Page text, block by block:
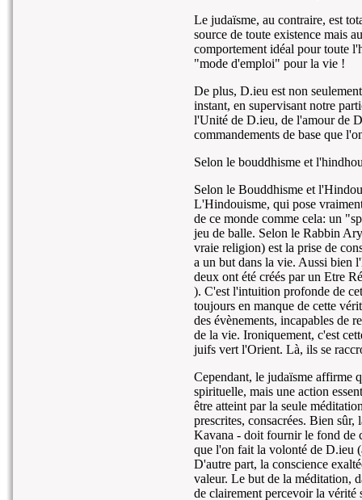
Le judaïsme, au contraire, est
source de toute existence mais
comportement idéal pour toute
"mode d'emploi" pour la vie !
De plus, D.ieu est non
instant, en supervisant notre
l'Unité de D.ieu, de l'amour de
commandements de base que
Selon le bouddhisme et
Selon le Bouddhisme et
L'Hindouisme, qui pose
de ce monde comme cela: un
jeu de balle. Selon le Rabbin
vraie religion) est la prise de
a un but dans la vie. Aussi bien
deux ont été créés par un Etre
). C'est l'intuition profonde de
toujours en manque de cette
des évènements, incapables de
de la vie. Ironiquement, c'est
juifs vert l'Orient. Là, ils se
Cependant, le judaïsme affirme
spirituelle, mais une action
être atteint par la seule
prescrites, consacrées. Bien
Kavana - doit fournir le fond de
que l'on fait la volonté de D.ieu
D'autre part, la conscience
valeur. Le but de la méditation,
de clairement percevoir la vérité